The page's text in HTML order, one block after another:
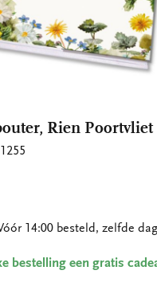
Rien Poortvliet
14:00 besteld, zelfde
bestelling een gratis